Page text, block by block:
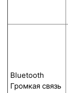
Bluetooth
Громкая связь